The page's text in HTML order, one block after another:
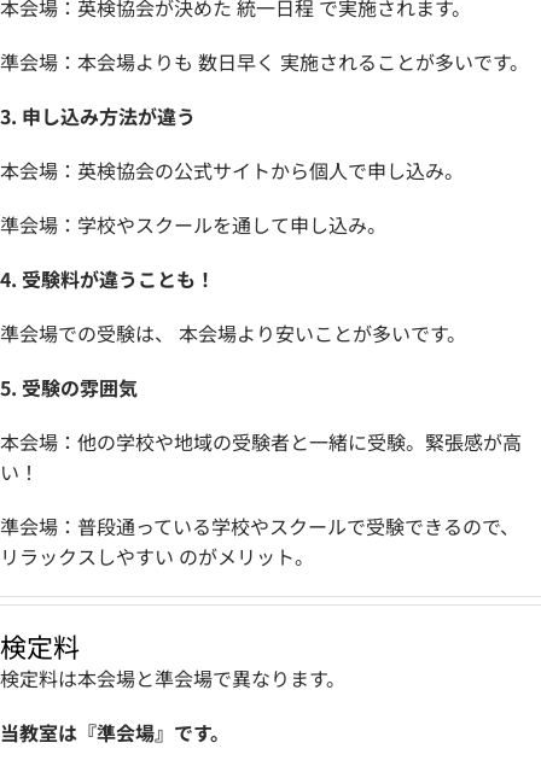
本会場：英検協会が決めた 統一日程 で実施されます。
準会場：本会場よりも 数日早く 実施されることが多いです。
3. 申し込み方法が違う
本会場：英検協会の公式サイトから個人で申し込み。
準会場：学校やスクールを通して申し込み。
4. 受験料が違うことも！
準会場での受験は、 本会場より安いことが多いです。
5. 受験の雰囲気
本会場：他の学校や地域の受験者と一緒に受験。緊張感が高
い！
準会場：普段通っている学校やスクールで受験できるので、
リラックスしやすい のがメリット。
検定料
検定料は本会場と準会場で異なります。
当教室は『準会場』です。